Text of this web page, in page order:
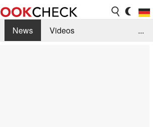
News
Videos
...